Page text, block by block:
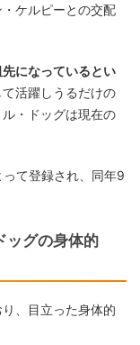
ケルピーとの交配
になっているとい
活躍しうるだけの
・ドッグは現在の
て登録され、同年9
ッグの身体的
、目立った身体的